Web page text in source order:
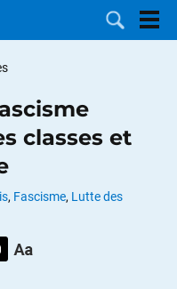
classes et
, Fascisme, Lutte des